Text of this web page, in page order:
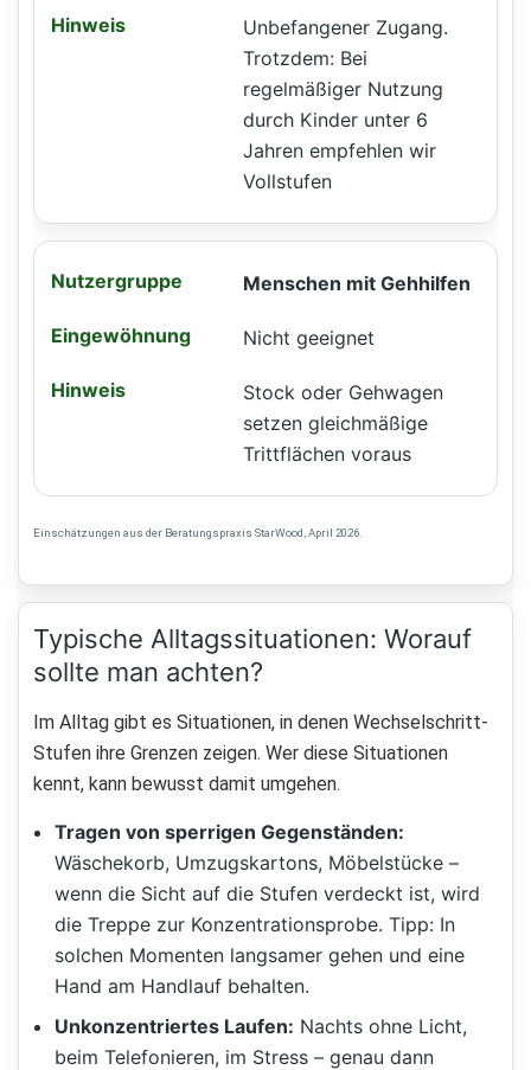
Unbefangener Zugang.
Trotzdem: Bei
regelmäßiger Nutzung
durch Kinder unter 6
Jahren empfehlen wir
Vollstufen
Menschen mit Gehhilfen
Nicht geeignet
Stock oder Gehwagen
setzen gleichmäßige
Trittflächen voraus
Einschätzungen aus der Beratungspraxis StarWood, April 2026.
Typische Alltagssituationen: Worauf
sollte man achten?
Im Alltag gibt es Situationen, in denen Wechselschritt-
Stufen ihre Grenzen zeigen. Wer diese Situationen
kennt, kann bewusst damit umgehen.
Tragen von sperrigen Gegenständen:
Wäschekorb, Umzugskartons, Möbelstücke –
wenn die Sicht auf die Stufen verdeckt ist, wird
die Treppe zur Konzentrationsprobe. Tipp: In
solchen Momenten langsamer gehen und eine
Hand am Handlauf behalten.
Unkonzentriertes Laufen: Nachts ohne Licht,
beim Telefonieren, im Stress – genau dann